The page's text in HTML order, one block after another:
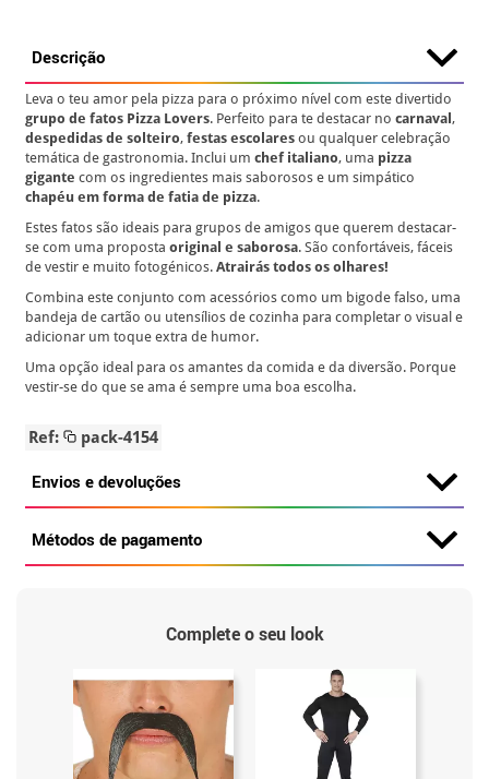
Descrição
Leva o teu amor pela pizza para o próximo nível com este divertido
grupo de fatos Pizza Lovers. Perfeito para te destacar nocarnaval,
despedidas de solteiro,festas escolares ou qualquer celebração
temática de gastronomia. Inclui umchef italiano, uma pizza
gigante com os ingredientes mais saborosos e um simpático
chapéu em forma de fatia de pizza.
Estes fatos são ideais para grupos de amigos que querem destacar-
se com uma propostaoriginal e saborosa. São confortáveis, fáceis
de vestir e muito fotogénicos.Atrairás todos os olhares!
Combina este conjunto com acessórios como um bigode falso, uma
bandeja de cartão ou utensílios de cozinha para completar o visual e
adicionar um toque extra de humor.
Uma opção ideal para os amantes da comida e da diversão. Porque
vestir-se do que se ama é sempre uma boa escolha.
Ref: pack-4154
Envios e devoluções
Métodos de pagamento
Complete o seu look